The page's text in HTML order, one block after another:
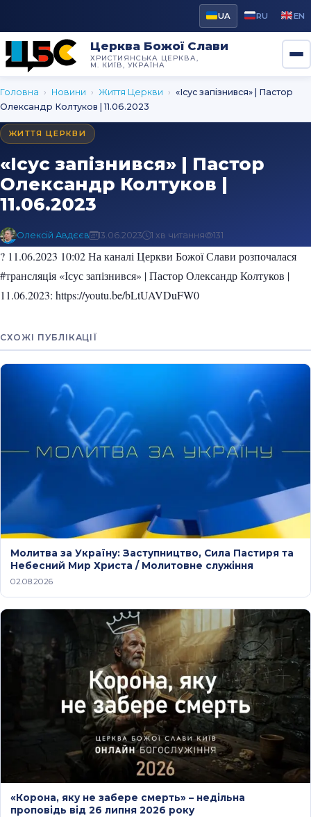
UA RU EN
Церква Божої Слави
ХРИСТИЯНСЬКА ЦЕРКВА,
М. КИЇВ, УКРАЇНА
Головна › Новини › Життя Церкви › «Ісус запізнився» | Пастор
Олександр Колтуков | 11.06.2023
ЖИТТЯ ЦЕРКВИ
«Ісус запізнився» | Пастор
Олександр Колтуков |
11.06.2023
Олексій Авдєєв 13.06.2023 1 хв читання 131
? 11.06.2023 10:02 На каналі Церкви Божої Слави розпочалася
#трансляція «Ісус запізнився» | Пастор Олександр Колтуков |
11.06.2023: https://youtu.be/bLtUAVDuFW0
СХОЖІ ПУБЛІКАЦІЇ
Молитва за Україну: Заступництво, Сила Пастиря та
Небесний Мир Христа / Молитовне служіння
02.08.2026
«Корона, яку не забере смерть» – недільна
проповідь від 26 липня 2026 року